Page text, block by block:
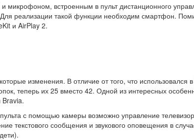
встроенным в пульт дистанционного
реализации такой функции необходим смартфон.
и AirPlay 2.
изменения. В отличие от того, что использовался
теперь их 25 вместо 42. Одной из интересных
Bravia.
с помощью камеры возможно управление
текстового сообщения и звукового оповещения в